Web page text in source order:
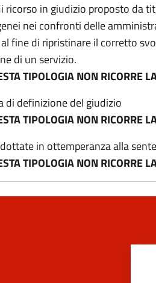
ricorso in giudizio proposto da
nei confronti delle
fine di ripristinare il corretto
di un servizio.
TIPOLOGIA NON RICORRE
di definizione del giudizio
TIPOLOGIA NON RICORRE
in ottemperanza alla
TIPOLOGIA NON RICORRE